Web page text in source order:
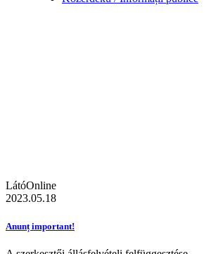
LátóOnline
2023.05.18
Anunț important!